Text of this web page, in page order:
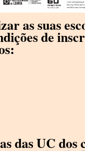
as suas
de
das UC dos